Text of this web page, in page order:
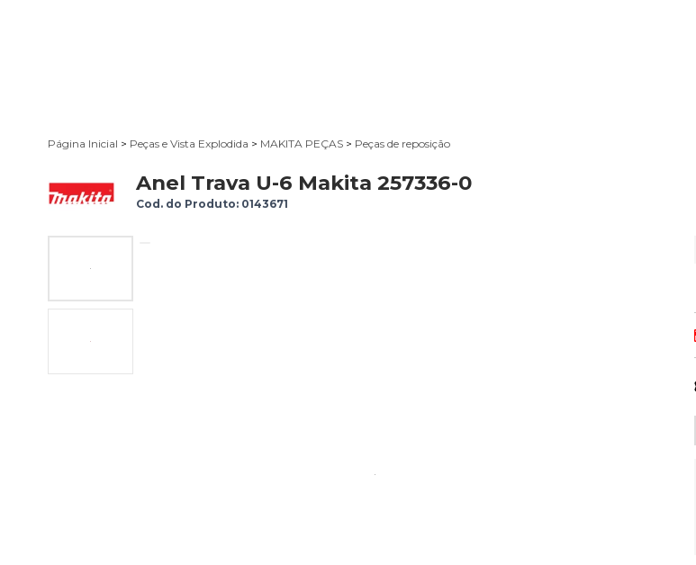
Página Inicial > Peças e Vista Explodida > MAKITA PEÇAS > Peças de reposição
Anel Trava U-6 Makita 257336-0
Cod. do Produto: 0143671